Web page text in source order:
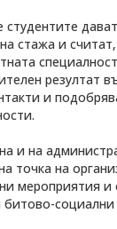
стажа и
резултат
и
и на
точка на
мероприятия и
битово-